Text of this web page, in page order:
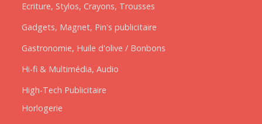
Ecriture, Stylos, Crayons, Trousses
Gadgets, Magnet, Pin's publicitaire
Gastronomie, Huile d'olive / Bonbons
Hi-fi & Multimédia, Audio
High-Tech Publicitaire
Horlogerie